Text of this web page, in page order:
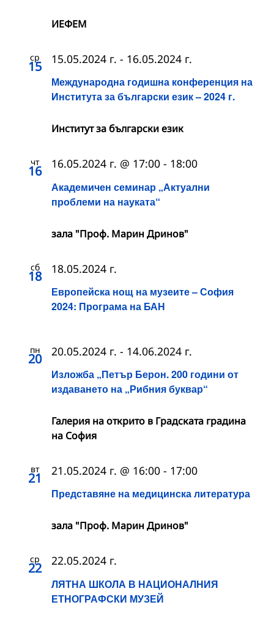
ИЕФЕМ
ср
15
Международна годишна конференция на
Института за български език – 2024 г.
15.05.2024 г. - 16.05.2024 г.
Институт за български език
чт
16
Академичен семинар „Актуални
проблеми на науката“
16.05.2024 г. @ 17:00 - 18:00
зала "Проф. Марин Дринов"
сб
18
Европейска нощ на музеите – София
2024: Програма на БАН
18.05.2024 г.
пн
20
Изложба „Петър Берон. 200 години от
издаването на „Рибния буквар“
20.05.2024 г. - 14.06.2024 г.
Галерия на открито в Градската градина
на София
вт
21
Представяне на медицинска литература
21.05.2024 г. @ 16:00 - 17:00
зала "Проф. Марин Дринов"
ср
22
ЛЯТНА ШКОЛА В НАЦИОНАЛНИЯ
ЕТНОГРАФСКИ МУЗЕЙ
22.05.2024 г.